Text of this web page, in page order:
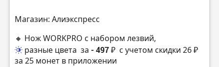
Магазин: Алиэкспресс
🔸 Нож WORKPRO с набором лезвий,
разные цвета за - 497 ₽ с учетом скидки 26 ₽
за 25 монет в приложении